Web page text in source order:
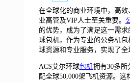
在全球化的商业环境中，高
业高管及VIP人士至关重要。
的优势，成为了满足这一需
球包机，作为专业的公务机
球资源和专业服务，实现了全
ACS艾尔环球包机拥有30多所
配全球50,000架飞机资源。